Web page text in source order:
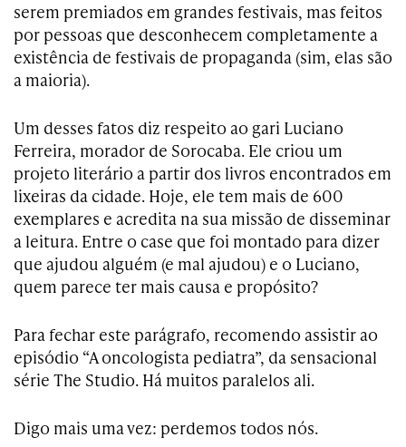
serem premiados em grandes festivais, mas feitos
por pessoas que desconhecem completamente a
existência de festivais de propaganda (sim, elas são
a maioria).
Um desses fatos diz respeito ao gari Luciano
Ferreira, morador de Sorocaba. Ele criou um
projeto literário a partir dos livros encontrados em
lixeiras da cidade. Hoje, ele tem mais de 600
exemplares e acredita na sua missão de disseminar
a leitura. Entre o case que foi montado para dizer
que ajudou alguém (e mal ajudou) e o Luciano,
quem parece ter mais causa e propósito?
Para fechar este parágrafo, recomendo assistir ao
episódio “A oncologista pediatra”, da sensacional
série The Studio. Há muitos paralelos ali.
Digo mais uma vez: perdemos todos nós.